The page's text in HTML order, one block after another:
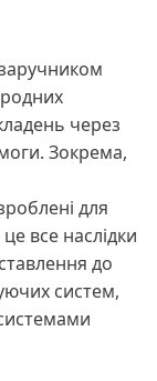
через
Зокрема,
для
все наслідки
до
систем,